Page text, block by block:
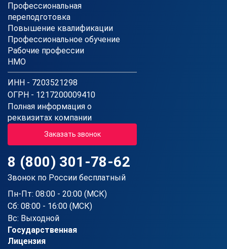
Профессиональная
переподготовка
Повышение квалификации
Профессиональное обучение
Рабочие профессии
НМО
ИНН - 7203521298
ОГРН - 1217200009410
Полная информация о
реквизитах компании
Заказать звонок
8 (800) 301-78-62
Звонок по России бесплатный
Пн-Пт: 08:00 - 20:00 (МСК)
Сб: 08:00 - 16:00 (МСК)
Вс: Выходной
Государственная
Лицензия